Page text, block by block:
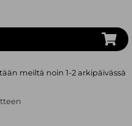
meiltä noin 1-2 arkipäivässä